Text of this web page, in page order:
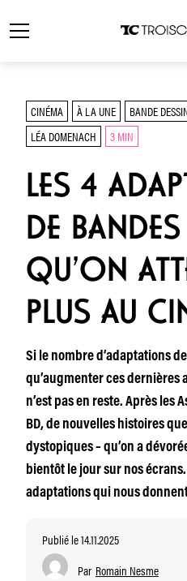
CINÉMA À LA UNE BANDE
LÉA DOMENACH
3 MIN
LES 4
DE
QU’ON
PLUS AU
Si le nombre d’adaptations
qu’augmenter ces dernières
n’est pas en reste. Après les
BD, de nouvelles histoires
dystopiques – qu’on a
bientôt le jour sur nos
adaptations qui nous
Publié le 14.11.2025
Par Romain Nesme